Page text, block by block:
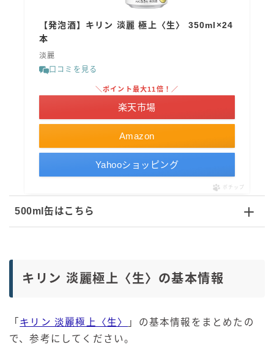
【発泡酒】キリン 淡麗 極上〈生〉 350ml×24
本
淡麗
口コミを見る
Amazon
＼ポイント最大11倍！／
楽天市場
Yahooショッピング
ポチップ
500ml缶はこちら
キリン 淡麗極上〈生〉の基本情報
「 キリン 淡麗極上〈生〉
」の基本情報をまとめたの
で、参考にしてください。